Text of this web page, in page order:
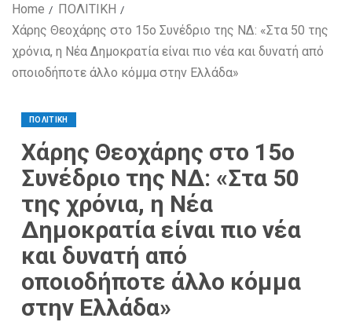
Home
ΠΟΛΙΤΙΚΗ
Χάρης Θεοχάρης στο 15ο Συνέδριο της ΝΔ: «Στα 50 της
χρόνια, η Νέα Δημοκρατία είναι πιο νέα και δυνατή από
οποιοδήποτε άλλο κόμμα στην Ελλάδα»
ΠΟΛΙΤΙΚΗ
Χάρης Θεοχάρης στο 15ο
Συνέδριο της ΝΔ: «Στα 50
της χρόνια, η Νέα
Δημοκρατία είναι πιο νέα
και δυνατή από
οποιοδήποτε άλλο κόμμα
στην Ελλάδα»